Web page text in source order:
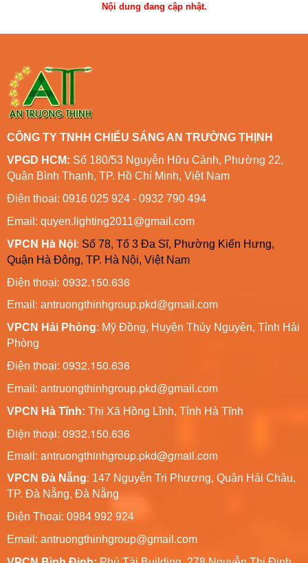
Nội dung đang cập nhật.
CÔNG TY TNHH CHIẾU SÁNG AN TRƯỜNG THỊNH
VPGD HCM: Số 180/53 Nguyễn Hữu Cảnh, Phường 22,
Quận Bình Thạnh, TP. Hồ Chí Minh, Việt Nam
Điện thoại: 0916 025 924 - 0932 790 494
Email: quyen.lighting2011@gmail.com
VPCN Hà Nội: Số 78, Tổ 3 Đa Sĩ, Phường Kiến Hưng,
Quận Hà Đông, TP. Hà Nội, Việt Nam
Điện thoại: 0932.150.636
Email: antruongthinhgroup.pkd@gmail.com
VPCN Hải Phòng: Mỹ Đồng, Huyện Thủy Nguyên, Tỉnh Hải
Phòng
Điện thoại: 0932.150.636
Email: antruongthinhgroup.pkd@gmail.com
VPCN Hà Tĩnh: Thị Xã Hồng Lĩnh, Tỉnh Hà Tĩnh
Điện thoại: 0932.150.636
Email: antruongthinhgroup.pkd@gmail.com
VPCN Đà Nẵng: 147 Nguyễn Tri Phương, Quận Hải Châu,
TP. Đà Nẵng, Đà Nẵng
Điện Thoại: 0984 992 924
Email: antruongthinhgroup@gmail.com